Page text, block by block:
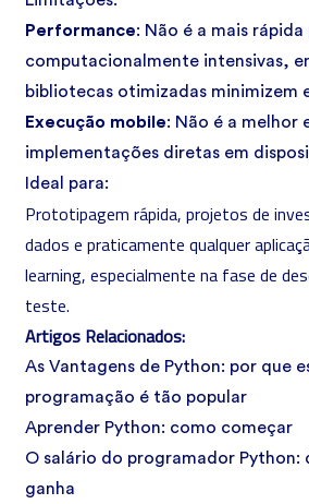
Performance: Não é a mais
computacionalmente intensivas,
bibliotecas otimizadas minimizem
Execução mobile: Não é a melhor
implementações diretas em
Ideal para:
Prototipagem rápida, projetos de
dados e praticamente qualquer
learning, especialmente na fase de
teste.
Artigos Relacionados:
As Vantagens de Python: por que
programação é tão popular
Aprender Python: como começar
O salário do programador Python:
ganha